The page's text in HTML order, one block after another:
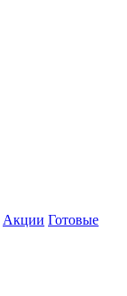
Акции Готовые